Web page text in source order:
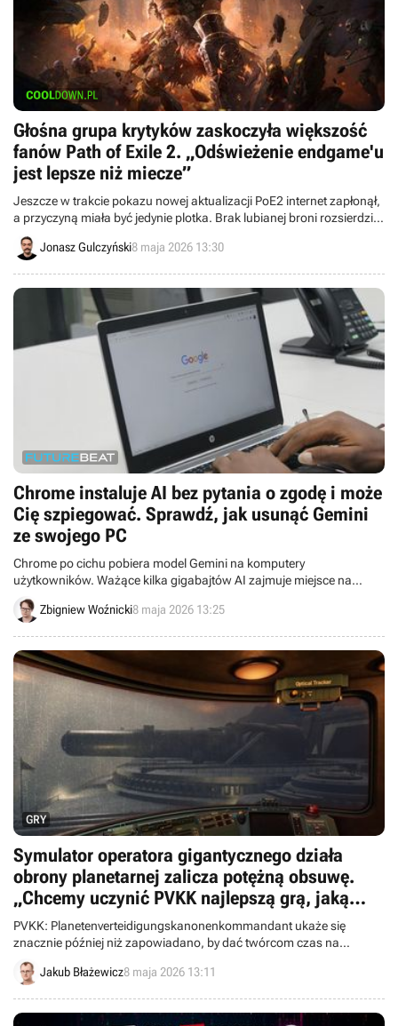
Głośna grupa krytyków zaskoczyła większość
fanów Path of Exile 2. „Odświeżenie endgame'u
jest lepsze niż miecze”
Jeszcze w trakcie pokazu nowej aktualizacji PoE2 internet zapłonął,
a przyczyną miała być jedynie plotka. Brak lubianej broni rozsierdził
część graczy, lecz większość cieszy się z przebudowy endgame’u.
Jonasz Gulczyński8 maja 2026 13:30
Chrome instaluje AI bez pytania o zgodę i może
Cię szpiegować. Sprawdź, jak usunąć Gemini
ze swojego PC
Chrome po cichu pobiera model Gemini na komputery
użytkowników. Ważące kilka gigabajtów AI zajmuje miejsce na
dysku oraz może narażać prywatność.
Zbigniew Woźnicki8 maja 2026 13:25
GRY
Symulator operatora gigantycznego działa
obrony planetarnej zalicza potężną obsuwę.
„Chcemy uczynić PVKK najlepszą grą, jaką
może być”
PVKK: Planetenverteidigungskanonenkommandant ukaże się
znacznie później niż zapowiadano, by dać twórcom czas na
implementację wielu pomysłów.
Jakub Błażewicz8 maja 2026 13:11